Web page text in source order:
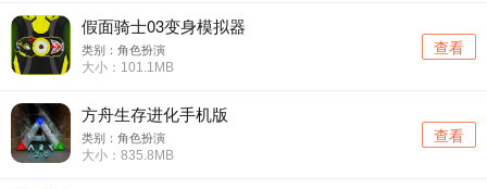
假面骑士03变身模拟器
类别：角色扮演
大小：101.1MB
查看
方舟生存进化手机版
类别：角色扮演
大小：835.8MB
查看